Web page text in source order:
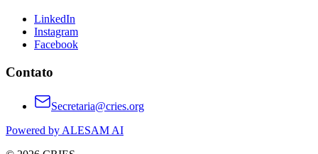
LinkedIn
Instagram
Facebook
Contato
Secretaria@cries.org
Powered by ALESAM AI